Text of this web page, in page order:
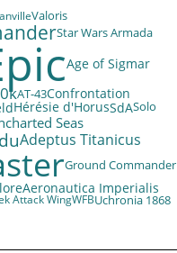
Valoris
Star Wars Armada
Age of Sigmar
AT-43Confrontation
Hérésie d'HorusSdASolo
Seas
Adeptus Titanicus
Ground Commander
Aeronautica Imperialis
Attack WingWFBUchronia 1868